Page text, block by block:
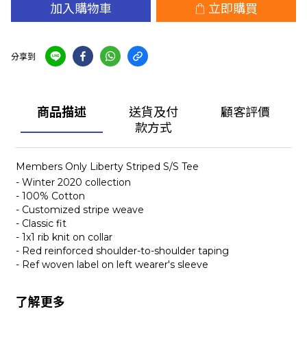
加入購物車 立即購買
分享到
商品描述
送貨及付
款方式
顧客評價
Members Only Liberty Striped S/S Tee
- Winter 2020 collection
- 100% Cotton
- Customized stripe weave
- Classic fit
- 1x1 rib knit on collar
- Red reinforced shoulder-to-shoulder taping
- Ref woven label on left wearer's sleeve
了解更多